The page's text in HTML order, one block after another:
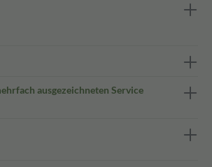
ausgezeichneten Service